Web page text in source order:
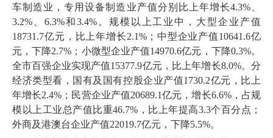
车制造业，专用设备制造业产值分别比上年增长4.3%、
3.2%、 6.3%和3.4%。规模以上工业中，大型企业产值
18731 .7亿元，比上年增长2.1%；中型企业产值10641 .6亿
元，下降2.7%；小微型企业产值14970.6亿元，下降0.3%。
全市百强企业实现产值15377.9亿元，比上年增长8.0%。分
经济类型看，国有及国有控股企业产值1730.2亿元，比上
年增长2.4%；民营企业产值20689.1亿元，增长6.6%，占规
模以上工业总产值比重46.7%，比上年提高3.3个百分点；
外商及港澳台企业产值22019.7亿元，下降5.5%。